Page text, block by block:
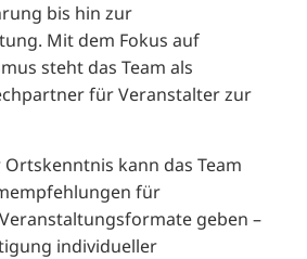
bis hin zur
Mit dem Fokus auf
steht das Team als
für Veranstalter zur
kann das Team
für
geben –
individueller